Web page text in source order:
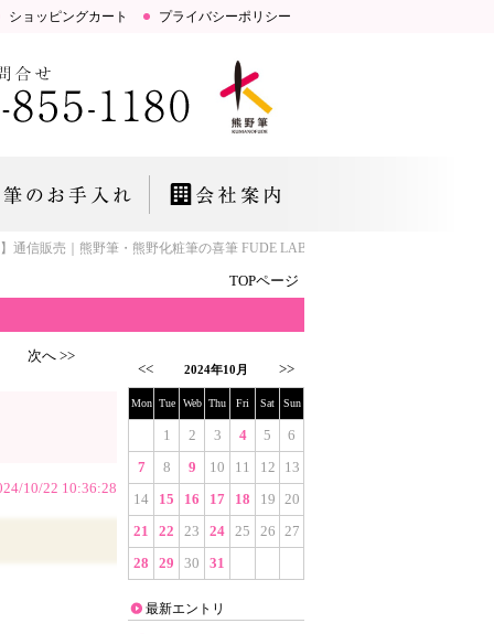
ショッピングカート プライバシーポリシー
販売｜熊野筆・熊野化粧筆の喜筆 FUDE LAB.「お肌とこころにいい筆」研
TOPページ
次へ >>
10/22 10:36:28
<< 2024年10月 >>
Mon Tue Web Thu Fri Sat Sun
1 2 3 4 5
6
7
8 9 10 11 12
13
14
15 16 17 18 19 20
21
22 23 24 25 26 27
28
29 30 31
最新エントリ